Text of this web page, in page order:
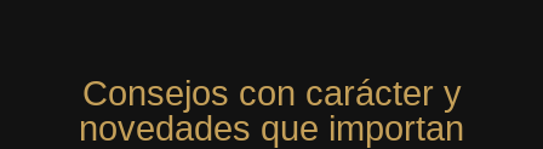
Consejos con carácter y
novedades que importan